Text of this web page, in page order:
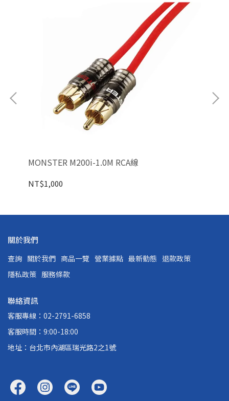
MONSTER M200i-1.0M RCA線
NT$1,000
關於我們
查詢 關於我們 商品一覽 營業據點 最新動態 退款政策
隱私政策 服務條款
聯絡資訊
客服專線：02-2791-6858
客服時間：9:00-18:00
地址：台北市內湖區瑞光路2之1號